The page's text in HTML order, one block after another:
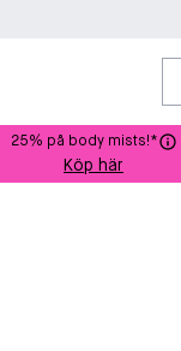
25% på body mists!*
Köp här